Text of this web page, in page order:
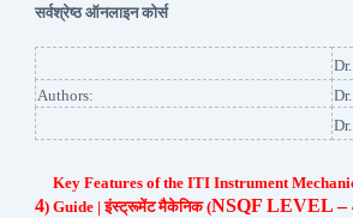
सर्वश्रेष्ठ ऑनलाइन कोर्स
Authors:
Key Features of the ITI Instrument
4) Guide | इंस्ट्रूमेंट मैकेनिक (NSQF LEVEL –